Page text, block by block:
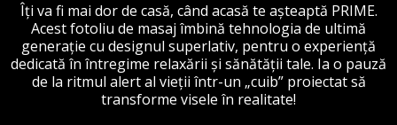
Îți va fi mai dor de casă, când acasă te așteaptă PRIME.
Acest fotoliu de masaj îmbină tehnologia de ultimă
generație cu designul superlativ, pentru o experiență
dedicată în întregime relaxării și sănătății tale. Ia o pauză
de la ritmul alert al vieții într-un „cuib” proiectat să
transforme visele în realitate!